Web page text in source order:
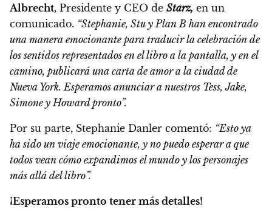
Albrecht, Presidente y CEO de Starz, en un
comunicado. “Stephanie, Stu y Plan B han encontrado
una manera emocionante para traducir la celebración de
los sentidos representados en el libro a la pantalla, y en el
camino, publicará una carta de amor a la ciudad de
Nueva York. Esperamos anunciar a nuestros Tess, Jake,
Simone y Howard pronto”.
Por su parte, Stephanie Danler comentó: “Esto ya
ha sido un viaje emocionante, y no puedo esperar a que
todos vean cómo expandimos el mundo y los personajes
más allá del libro”.
¡Esperamos pronto tener más detalles!